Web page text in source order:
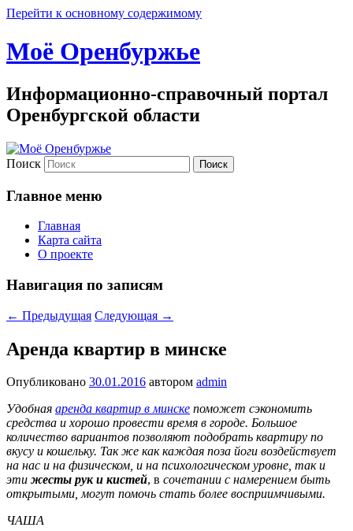
Перейти к основному содержимому
Моё Оренбуржье
Информационно-справочный портал
Оренбургской области
Поиск
Главное меню
Главная
Карта сайта
О проекте
Навигация по записям
← Предыдущая Следующая →
Аренда квартир в минске
Опубликовано 30.01.2016 автором admin
Удобная аренда квартир в минске поможет сэкономить
средства и хорошо провести время в городе. Большое
количество вариантов позволяют подобрать квартиру по
вкусу и кошельку. Так же как каждая поза йоги воздействует
на нас и на физическом, и на психологическом уровне, так и
эти жесты рук и кистей, в сочетании с наме­рением быть
открытыми, могут помочь стать более восприимчивыми.
ЧАША